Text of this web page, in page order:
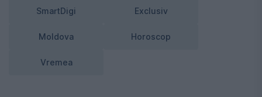
SmartDigi Exclusiv
Moldova Horoscop
Vremea